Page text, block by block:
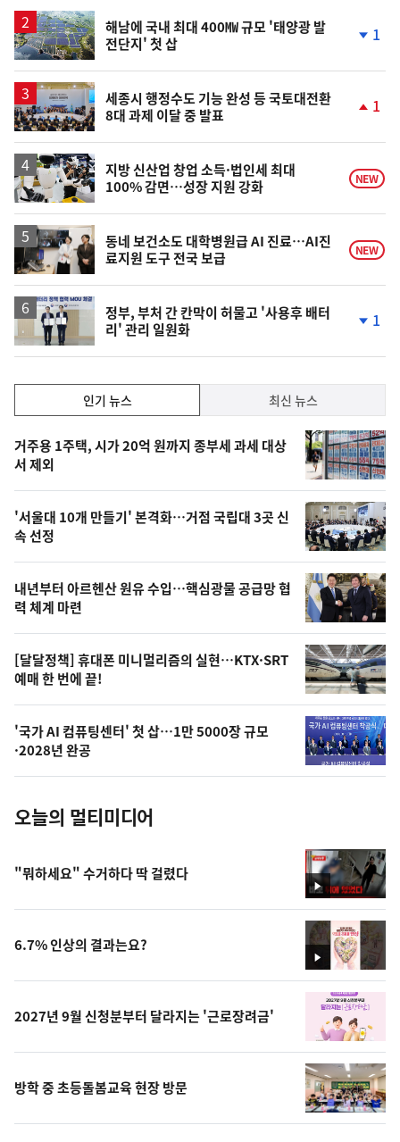
해남에 국내 최대 400㎿ 규모 '태양광 발
전단지' 첫 삽
1
세종시 행정수도 기능 완성 등 국토대전환
8대 과제 이달 중 발표
승
1
지방 신산업 창업 소득·법인세 최대
100% 감면…성장 지원 강화
NEW
동네 보건소도 대학병원급 AI 진료…AI진
료지원 도구 전국 보급
NEW
정부, 부처 간 칸막이 허물고 '사용후 배터
리' 관리 일원화
락
1
기,
최
신,
오
늘
의
영
상
오
늘
의
사
진
인기 뉴스 최신 뉴스
기
뉴
스
거주용 1주택, 시가 20억 원까지 종부세 과세 대상
서 제외
'서울대 10개 만들기' 본격화…거점 국립대 3곳 신
속 선정
내년부터 아르헨산 원유 수입…핵심광물 공급망 협
력 체계 마련
[달달정책] 휴대폰 미니멀리즘의 실현…KTX·SRT
예매 한 번에 끝!
'국가 AI 컴퓨팅센터' 첫 삽…1만 5000장 규모
·2028년 완공
오늘의 멀티미디어
영
상
"뭐하세요" 수거하다 딱 걸렸다
영
상
6.7% 인상의 결과는요?
2027년 9월 신청분부터 달라지는 '근로장려금'
방학 중 초등돌봄교육 현장 방문